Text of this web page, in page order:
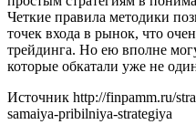
Четкие правила методики
точек входа в рынок, что
трейдинга. Но ею вполне
которые обкатали уже не
Источник http://finpamm.ru/
samaiya-pribilniya-strategiya